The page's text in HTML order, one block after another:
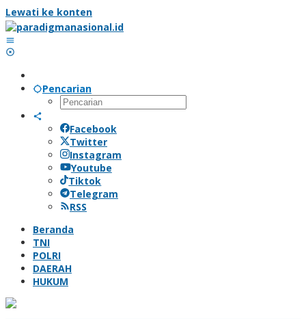
Lewati ke konten
Pencarian
Facebook
Twitter
Instagram
Youtube
Tiktok
Telegram
RSS
Beranda
TNI
POLRI
DAERAH
HUKUM